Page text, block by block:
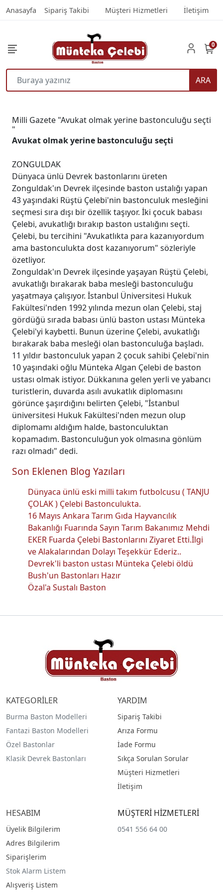
Anasayfa Sipariş Takibi Müşteri Hizmetleri İletişim
ARA
0
Milli Gazete "Avukat olmak yerine bastonculuğu seçti
"
Avukat olmak yerine bastonculuğu seçti
ZONGULDAK
Dünyaca ünlü Devrek bastonlarını üreten
Zonguldak'ın Devrek ilçesinde baston ustalığı yapan
43 yaşındaki Rüştü Çelebi'nin bastonculuk mesleğini
seçmesi sıra dışı bir özellik taşıyor. İki çocuk babası
Çelebi, avukatlığı bırakıp baston ustalığını seçti.
Çelebi, bu tercihini "Avukatlıkta para kazanıyordum
ama bastonculukta dost kazanıyorum" sözleriyle
özetliyor.
Zonguldak'ın Devrek ilçesinde yaşayan Rüştü Çelebi,
avukatlığı bırakarak baba mesleği bastonculuğu
yaşatmaya çalışıyor. İstanbul Üniversitesi Hukuk
Fakültesi'nden 1992 yılında mezun olan Çelebi, staj
gördüğü sırada babası ünlü baston ustası Münteka
Çelebi'yi kaybetti. Bunun üzerine Çelebi, avukatlığı
bırakarak baba mesleği olan bastonculuğa başladı.
11 yıldır bastonculuk yapan 2 çocuk sahibi Çelebi'nin
10 yaşındaki oğlu Münteka Algan Çelebi de baston
ustası olmak istiyor. Dükkanına gelen yerli ve yabancı
turistlerin, duvarda asılı avukatlık diplomasını
görünce şaşırdığını belirten Çelebi, "İstanbul
üniversitesi Hukuk Fakültesi'nden mezun olup
diplomamı aldığım halde, bastonculuktan
kopamadım. Bastonculuğun yok olmasına gönlüm
razı olmadı" dedi.
Son Eklenen Blog Yazıları
Dünyaca ünlü eski milli takım futbolcusu ( TANJU
ÇOLAK ) Çelebi Bastonculukta.
16 Mayıs Ankara Tarım Gıda Hayvancılık
Bakanlığı Fuarında Sayın Tarım Bakanımız Mehdi
EKER Fuarda Çelebi Bastonlarını Ziyaret Etti.İlgi
ve Alakalarından Dolayı Teşekkür Ederiz..
Devrek'li baston ustası Münteka Çelebi öldü
Bush'un Bastonları Hazır
Özal'a Sustalı Baston
KATEGORİLER
Burma Baston Modelleri
Fantazi Baston Modelleri
Özel Bastonlar
Klasik Devrek Bastonları
YARDIM
Sipariş Takibi
Arıza Formu
İade Formu
Sıkça Sorulan Sorular
Müşteri Hizmetleri
İletişim
HESABIM
Üyelik Bilgilerim
Adres Bilgilerim
Siparişlerim
Stok Alarm Listem
Alışveriş Listem
MÜŞTERİ HİZMETLERİ
0541 556 64 00